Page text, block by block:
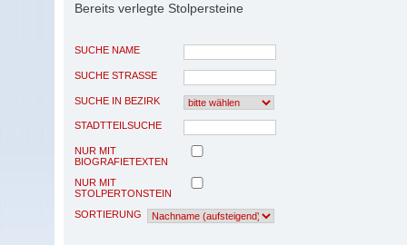
Bereits verlegte Stolpersteine
SUCHE NAME
SUCHE STRASSE
SUCHE IN BEZIRK
STADTTEILSUCHE
NUR MIT
BIOGRAFIETEXTEN
NUR MIT
STOLPERTONSTEIN
SORTIERUNG